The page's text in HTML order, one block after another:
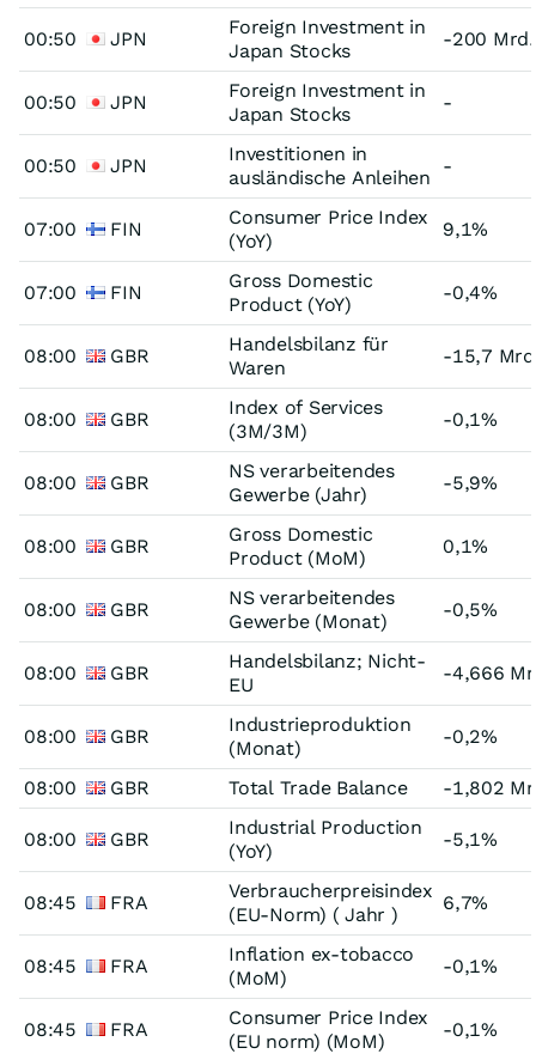
00:50 JPN
Foreign Investment in
Japan Stocks
-200
00:50 JPN
Foreign Investment in
Japan Stocks
-
00:50 JPN
Investitionen in
ausländische Anleihen
-
07:00 FIN
Consumer Price Index
(YoY)
9,1%
07:00 FIN
Gross Domestic
Product (YoY)
-0,4%
08:00 GBR
Handelsbilanz für
Waren
-15,7
08:00 GBR
Index of Services
(3M/3M)
-0,1%
08:00 GBR
NS verarbeitendes
Gewerbe (Jahr)
-5,9%
08:00 GBR
Gross Domestic
Product (MoM)
0,1%
08:00 GBR
NS verarbeitendes
Gewerbe (Monat)
-0,5%
08:00 GBR
Handelsbilanz; Nicht-
EU
-4,666
08:00 GBR
Industrieproduktion
(Monat)
-0,2%
08:00 GBR Total Trade Balance -1,802
08:00 GBR
Industrial Production
(YoY)
-5,1%
08:45 FRA
Verbraucherpreisindex
(EU-Norm) ( Jahr )
6,7%
08:45 FRA
Inflation ex-tobacco
(MoM)
-0,1%
08:45 FRA
Consumer Price Index
(EU norm) (MoM)
-0,1%